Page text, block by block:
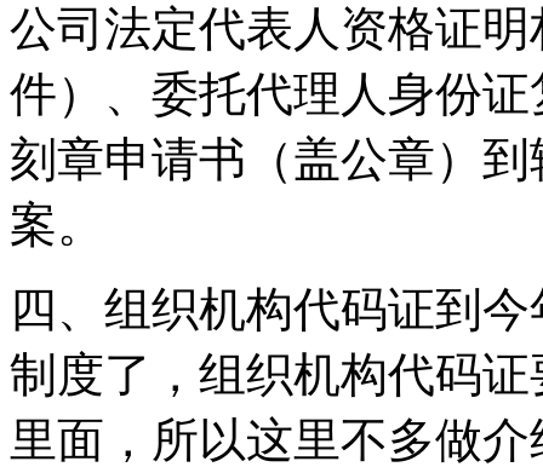
公司法定代表人资格证
件）、委托代理人身份
刻章申请书（盖公章）
案。
四、组织机构代码证到
制度了，组织机构代码
里面，所以这里不多做